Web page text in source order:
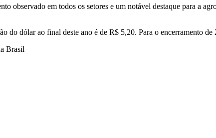
observado em todos os setores e um notável destaque para a
do dólar ao final deste ano é de R$ 5,20. Para o encerramento
Brasil